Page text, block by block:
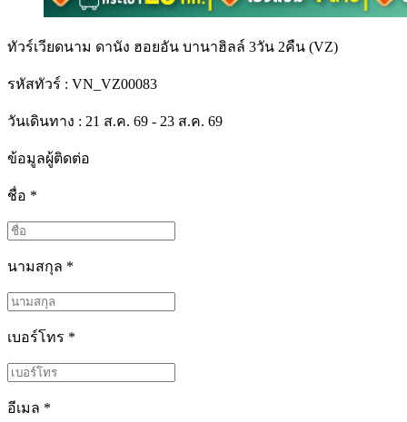
ทัวร์เวียดนาม ดานัง ฮอยอัน บานาฮิลล์ 3วัน 2คืน (VZ)
รหัสทัวร์ : VN_VZ00083
วันเดินทาง : 21 ส.ค. 69 - 23 ส.ค. 69
ข้อมูลผู้ติดต่อ
ชื่อ *
นามสกุล *
เบอร์โทร *
อีเมล *